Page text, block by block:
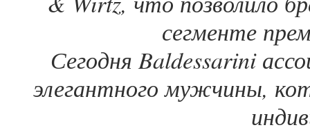
сегменте
Сегодня Baldessarini
элегантного мужчины,